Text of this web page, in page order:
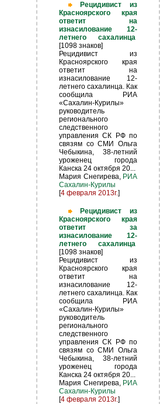
Рецидивист из
Красноярского края
ответит на
изнасилование 12-
летнего сахалинца
[1098 знаков]
Рецидивист из
Красноярского края
ответит на
изнасилование 12-
летнего сахалинца. Как
сообщила РИА
«Сахалин-Курилы»
руководитель
регионального
следственного
управления СК РФ по
связям со СМИ Ольга
Чебыкина, 38-летний
уроженец города
Канска 24 октября 20...
Мария Снегирева, РИА
Сахалин-Курилы
[4 февраля 2013г.]
Рецидивист из
Красноярского края
ответит за
изнасилование 12-
летнего сахалинца
[1098 знаков]
Рецидивист из
Красноярского края
ответит на
изнасилование 12-
летнего сахалинца. Как
сообщила РИА
«Сахалин-Курилы»
руководитель
регионального
следственного
управления СК РФ по
связям со СМИ Ольга
Чебыкина, 38-летний
уроженец города
Канска 24 октября 20...
Мария Снегирева, РИА
Сахалин-Курилы
[4 февраля 2013г.]